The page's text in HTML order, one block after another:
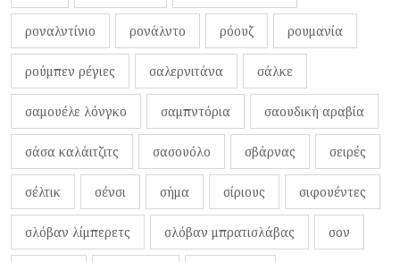
ροναλντίνιο ρονάλντο ρόουζ ρουμανία
ρούμπεν ρέγιες σαλερνιτάνα σάλκε
σαμουέλε λόνγκο σαμπντόρια σαουδική αραβία
σάσα καλάιτζιτς σασουόλο σβάρνας σειρές
σέλτικ σένσι σήμα σίριους σιφουέντες
σλόβαν λίμπερετς σλόβαν μπρατισλάβας σον